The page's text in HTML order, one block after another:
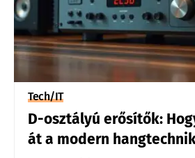
Tech/IT
D-osztályú erősítők:
át a modern